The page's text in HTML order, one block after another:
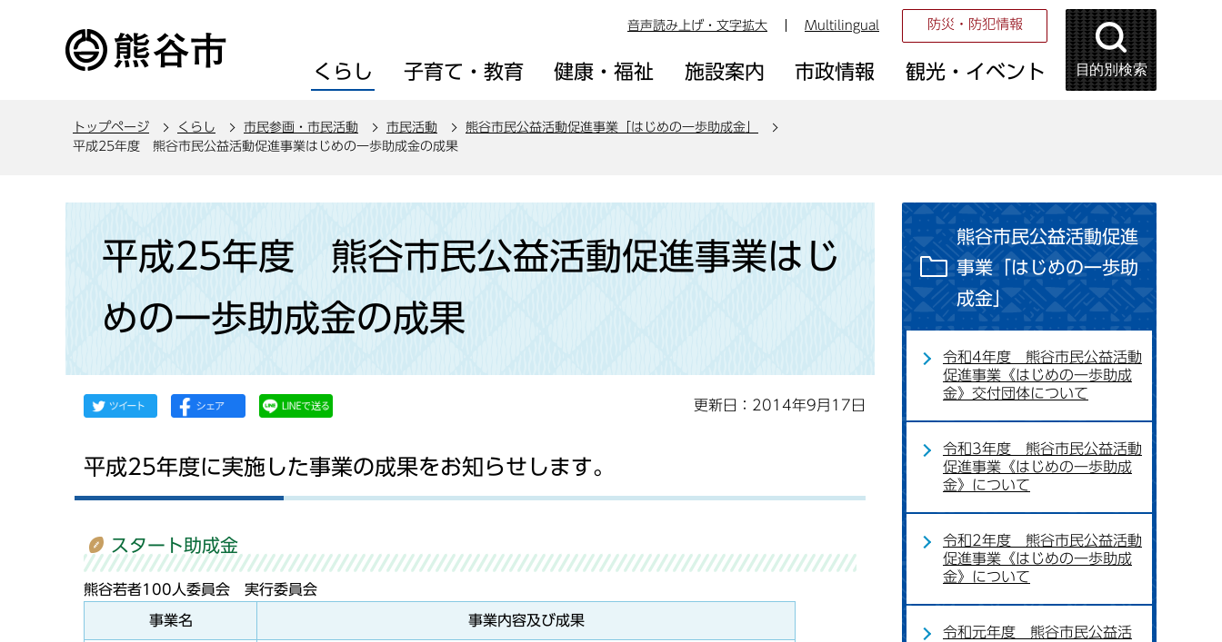
音声読み上げ・文字拡大 Multilingual 防災・防犯情報
くらし 子育て・教育 健康・福祉 施設案内 市政情報 観光・イベント 目的別検索
トップページ くらし 市民参画・市民活動 市民活動
熊谷市民公益活動促進事業「はじめの一歩助成金」
平成25年度 熊谷市民公益活動促進事業はじめの一歩助成金の成果
平成25年度 熊谷市民公益活動促進事業はじ
めの一歩助成金の成果
更新日：2014年9月17日
平成25年度に実施した事業の成果をお知らせします。
スタート助成金
熊谷若者100人委員会 実行委員会
事業名 事業内容及び成果
熊谷市民公益活動促進
事業「はじめの一歩助
成金」
令和4年度 熊谷市民公益活動
促進事業《はじめの一歩助成
金》交付団体について
令和3年度 熊谷市民公益活動
促進事業《はじめの一歩助成
金》について
令和2年度 熊谷市民公益活動
促進事業《はじめの一歩助成
金》について
令和元年度 熊谷市民公益活